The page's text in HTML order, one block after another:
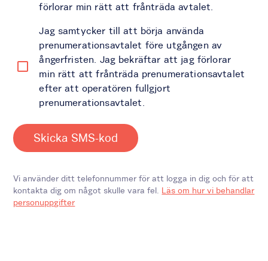
förlorar min rätt att frånträda avtalet.
Jag samtycker till att börja använda
prenumerationsavtalet före utgången av
ångerfristen. Jag bekräftar att jag förlorar
min rätt att frånträda prenumerationsavtalet
efter att operatören fullgjort
prenumerationsavtalet.
Skicka SMS-kod
Vi använder ditt telefonnummer för att logga in dig och för att
kontakta dig om något skulle vara fel. Läs om hur vi behandlar
personuppgifter